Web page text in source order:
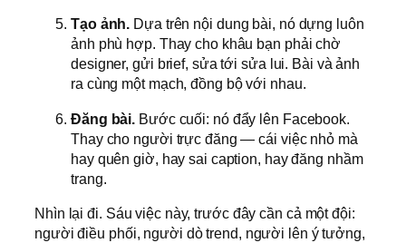
Tạo ảnh. Dựa trên nội dung bài, nó dựng luôn
ảnh phù hợp. Thay cho khâu bạn phải chờ
designer, gửi brief, sửa tới sửa lui. Bài và ảnh
ra cùng một mạch, đồng bộ với nhau.
Đăng bài. Bước cuối: nó đẩy lên Facebook.
Thay cho người trực đăng — cái việc nhỏ mà
hay quên giờ, hay sai caption, hay đăng nhầm
trang.
Nhìn lại đi. Sáu việc này, trước đây cần cả một đội:
người điều phối, người dò trend, người lên ý tưởng,